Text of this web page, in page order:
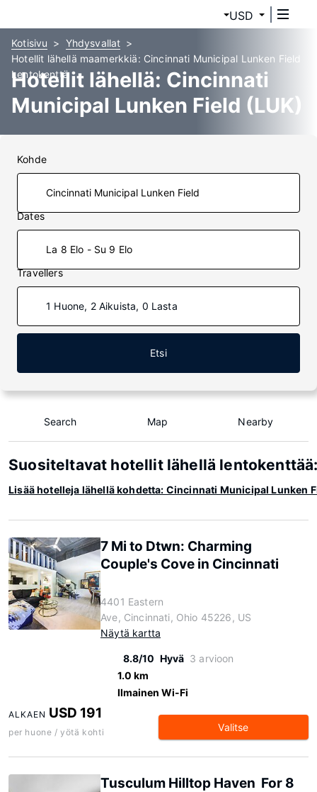
USD
Kotisivu
Yhdysvallat
Hotellit lähellä maamerkkiä: Cincinnati Municipal Lunken Field
Lentokenttä
Hotellit lähellä: Cincinnati
Municipal Lunken Field (LUK)
Kohde
Dates
La 8 Elo - Su 9 Elo
Travellers
1 Huone, 2 Aikuista, 0 Lasta
Etsi
Search Map Nearby
Suositeltavat hotellit lähellä
Lisää hotelleja lähellä kohdetta: Cincinnati Municipal Lunken
7 Mi to Dtwn: Charming
Couple's Cove in Cincinnati
4401 Eastern
Ave, Cincinnati, Ohio 45226, US
Näytä kartta
8.8/10 Hyvä 3 arvioon
1.0 km
Ilmainen Wi-Fi
ALKAEN USD 191
per huone / yötä kohti Valitse
Tusculum Hilltop Haven For 8